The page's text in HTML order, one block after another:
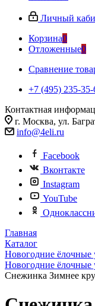
Личный
Корзина0
Отложенные0
Сравнение
+7 (495) 235-35-
Контактная
г. Москва, ул.
info@4eli.ru
Facebook
Вконтакте
Instagram
YouTube
Главная
Каталог
Новогодние
Новогодние
Снежинка Зимнее